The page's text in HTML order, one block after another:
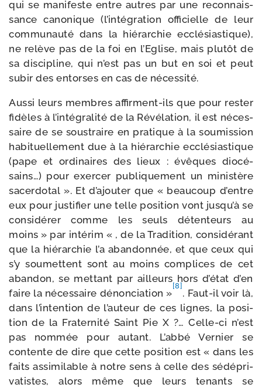
qui se mani­feste entre autres par une recon­nais­
sance cano­nique (l’intégration offi­cielle de leur
com­mu­nau­té dans la hié­rar­chie ecclé­sias­tique),
ne relève pas de la foi en l’Eglise, mais plu­tôt de
sa dis­ci­pline, qui n’est pas un but en soi et peut
subir des entorses en cas de nécessité.
Aussi leurs membres affirment-​ils que pour res­ter
fidèles à l’intégralité de la Révélation, il est néces­
saire de se sous­traire en pra­tique à la sou­mis­sion
habi­tuel­le­ment due à la hié­rar­chie ecclé­sias­tique
(pape et ordi­naires des lieux : évêques dio­cé­
sains…) pour exer­cer publi­que­ment un minis­tère
sacer­do­tal ». Et d’ajouter que « beau­coup d’entre
eux pour jus­ti­fier une telle posi­tion vont jusqu’à se
consi­dé­rer comme les seuls déten­teurs au
moins » par inté­rim « , de la Tradition, consi­dé­rant
que la hié­rar­chie l’a aban­don­née, et que ceux qui
s’y sou­mettent sont au moins com­plices de cet
aban­don, se met­tant par ailleurs hors d’état d’en
faire la néces­saire dénon­cia­tion »
[8]
. Faut-​il voir là,
dans l’intention de l’auteur de ces lignes, la posi­
tion de la Fraternité Saint Pie X ?… Celle-​ci n’est
pas nom­mée pour autant. L’abbé Vernier se
contente de dire que cette posi­tion est « dans les
faits assi­mi­lable à notre sens à celle des sédé­pri­
va­tistes, alors même que leurs tenants se